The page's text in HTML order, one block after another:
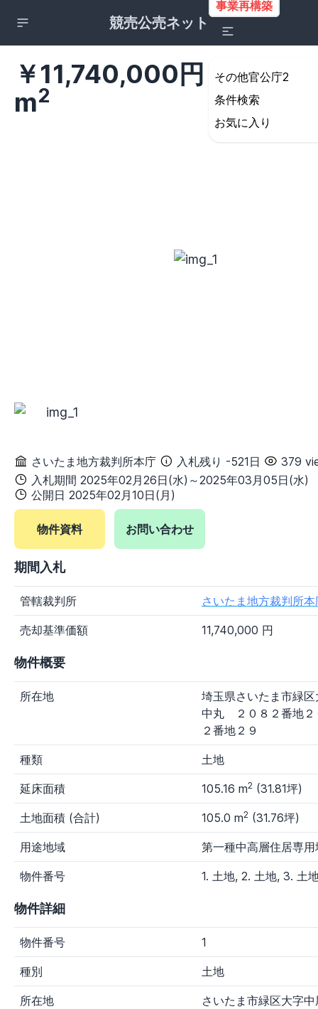
競売公売ネット
事業再構築
その他官公庁2
条件検索
お気に入り
岩手県
岐阜県
静岡県 愛知県 三重県
関西地方
滋賀県 京都府
和歌山県
中国地方
山口県
徳島県 愛媛県 高知県
鹿児島県 沖縄県
指定なし 1日以内 3日以内 7日以内
す
べ
て
マン
ン
一戸
土
地
農
地
その
他種
別
価格
300～800万円
任
入
￥11,740,000円 一戸建
m2
さいたま地方裁判所本庁 入札残り -521日
379
入札期間 2025年02月26日(水)～2025年03月05日(水)
公開日 2025年02月10日(月)
物件資料 お問い合わせ
期間入札
管轄裁判所 さいたま地方裁判所本
売却基準価額 11,740,000 円
物件概要
所在地
埼玉県さいたま市緑
中丸 ２０８２番地２
２番地２９
種類 土地
延床面積 105.16 m2 (31.81坪)
土地面積 (合計) 105.0 m2 (31.76坪)
用途地域 第一種中高層住居専用
物件番号 1. 土地, 2. 土地, 3. 土
物件詳細
物件番号 1
種別 土地
所在地 さいたま市緑区大字